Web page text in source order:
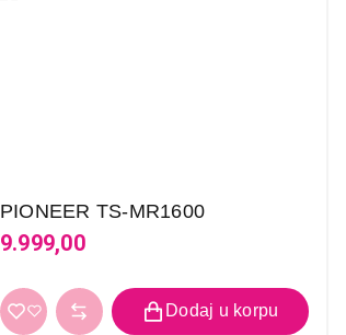
PIONEER TS-MR1600
9.999,00